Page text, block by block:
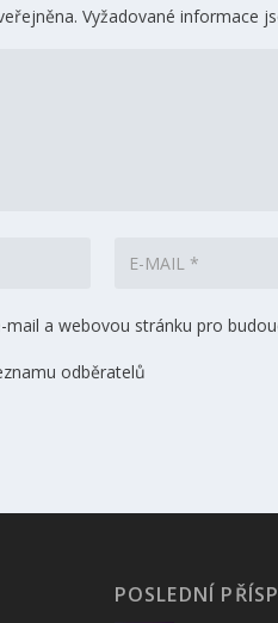
Vyžadované informace
a webovou stránku pro
odběratelů
POSLEDNÍ